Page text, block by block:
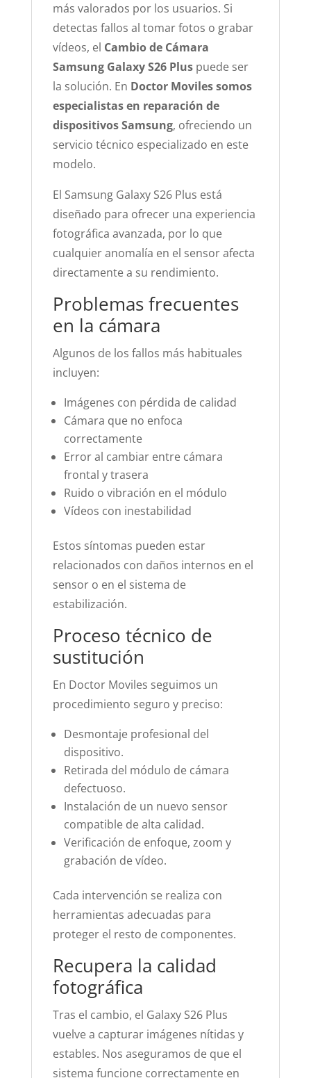
más valorados por los usuarios. Si
detectas fallos al tomar fotos o grabar
vídeos, el Cambio de Cámara
Samsung Galaxy S26 Pluspuede ser
la solución. En Doctor Moviles somos
especialistas en reparación de
dispositivos Samsung, ofreciendo un
servicio técnico especializado en este
modelo.
El Samsung Galaxy S26 Plus está
diseñado para ofrecer una experiencia
fotográfica avanzada, por lo que
cualquier anomalía en el sensor afecta
directamente a su rendimiento.
Problemas frecuentes
en la cámara
Algunos de los fallos más habituales
incluyen:
Imágenes con pérdida de calidad
Cámara que no enfoca
correctamente
Error al cambiar entre cámara
frontal y trasera
Ruido o vibración en el módulo
Vídeos con inestabilidad
Estos síntomas pueden estar
relacionados con daños internos en el
sensor o en el sistema de
estabilización.
Proceso técnico de
sustitución
En Doctor Moviles seguimos un
procedimiento seguro y preciso:
Desmontaje profesional del
dispositivo.
Retirada del módulo de cámara
defectuoso.
Instalación de un nuevo sensor
compatible de alta calidad.
Verificación de enfoque, zoom y
grabación de vídeo.
Cada intervención se realiza con
herramientas adecuadas para
proteger el resto de componentes.
Recupera la calidad
fotográfica
Tras el cambio, el Galaxy S26 Plus
vuelve a capturar imágenes nítidas y
estables. Nos aseguramos de que el
sistema funcione correctamente en